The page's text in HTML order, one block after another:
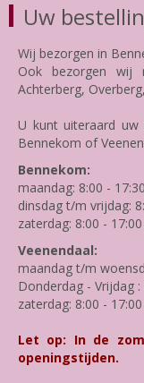
Uw
Wij bezorgen in
Ook bezorgen wij
Achterberg,
U kunt uiteraard uw
Bennekom of
Bennekom:
maandag: 8:00 -
dinsdag t/m vrijdag:
zaterdag: 8:00 -
Veenendaal:
maandag t/m
Donderdag - Vrijdag
zaterdag: 8:00 -
Let op: In de
openingstijden.